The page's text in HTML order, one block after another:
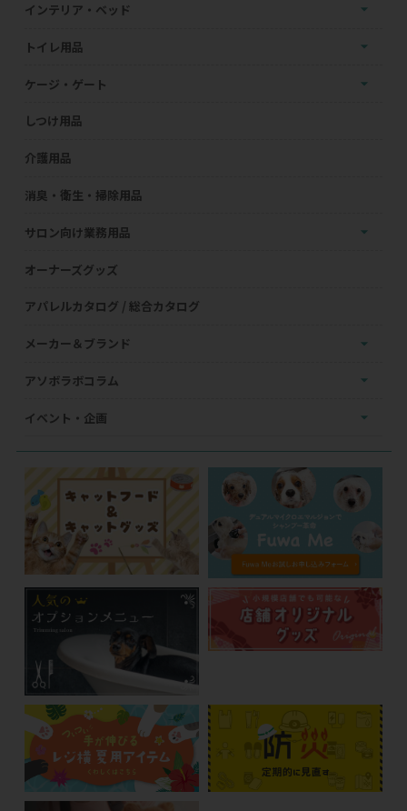
インテリア・ベッド
トイレ用品
ケージ・ゲート
しつけ用品
介護用品
消臭・衛生・掃除用品
サロン向け業務用品
オーナーズグッズ
アパレルカタログ / 総合カタログ
メーカー＆ブランド
アソボラボコラム
イベント・企画